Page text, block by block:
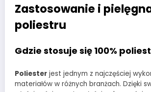
Zastosowanie i
poliestru
Gdzie stosuje się 100%
Poliester jest jednym z najczęściej
materiałów w różnych branżach. Dzięki